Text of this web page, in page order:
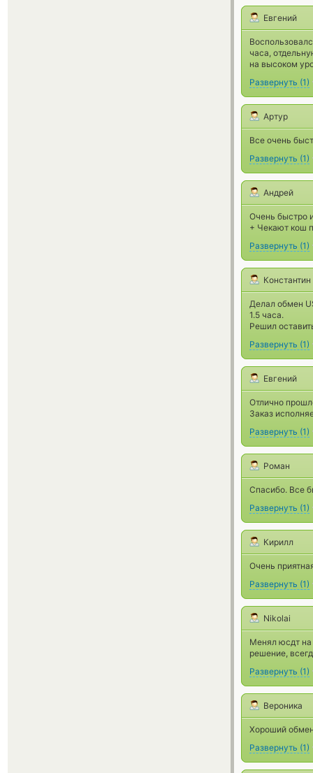
Евгений
часа,
на высоком
Развернуть (1)
Артур
Все очень
Развернуть (1)
Андрей
Очень быстро
+ Чекают кош
Развернуть (1)
Константин
Делал обмен
1.5 часа.
Решил
Развернуть (1)
Евгений
Отлично
Заказ
Развернуть (1)
Роман
Спасибо. Все
Развернуть (1)
Кирилл
Очень
Развернуть (1)
Nikolai
Менял юсдт на
решение,
Развернуть (1)
Вероника
Хороший
Развернуть (1)